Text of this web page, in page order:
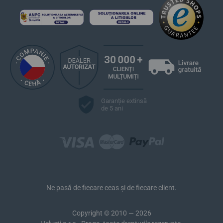
Garanție extinsă
de 5 ani
Ne pasă de fiecare ceas și de fiecare client.
Copyright © 2010 — 2026